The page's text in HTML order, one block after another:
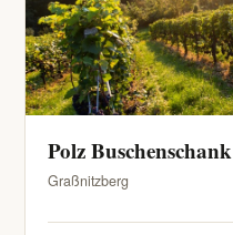
Polz Buschenschank
Graßnitzberg